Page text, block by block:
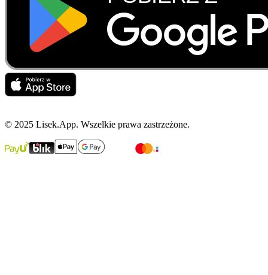
© 2025 Lisek.App. Wszelkie prawa zastrzeżone.